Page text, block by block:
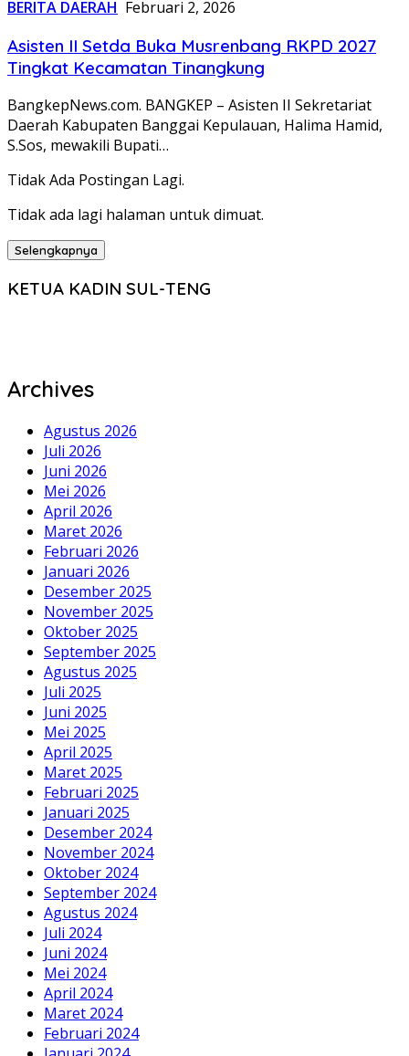
BERITA DAERAH Februari 2, 2026
Asisten II Setda Buka Musrenbang RKPD 2027
Tingkat Kecamatan Tinangkung
BangkepNews.com. BANGKEP – Asisten II Sekretariat
Daerah Kabupaten Banggai Kepulauan, Halima Hamid,
S.Sos, mewakili Bupati…
Tidak Ada Postingan Lagi.
Tidak ada lagi halaman untuk dimuat.
Selengkapnya
KETUA KADIN SUL-TENG
Archives
Agustus 2026
Juli 2026
Juni 2026
Mei 2026
April 2026
Maret 2026
Februari 2026
Januari 2026
Desember 2025
November 2025
Oktober 2025
September 2025
Agustus 2025
Juli 2025
Juni 2025
Mei 2025
April 2025
Maret 2025
Februari 2025
Januari 2025
Desember 2024
November 2024
Oktober 2024
September 2024
Agustus 2024
Juli 2024
Juni 2024
Mei 2024
April 2024
Maret 2024
Februari 2024